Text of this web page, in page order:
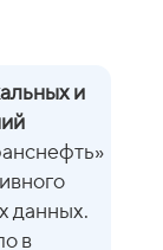
и
данных.
в